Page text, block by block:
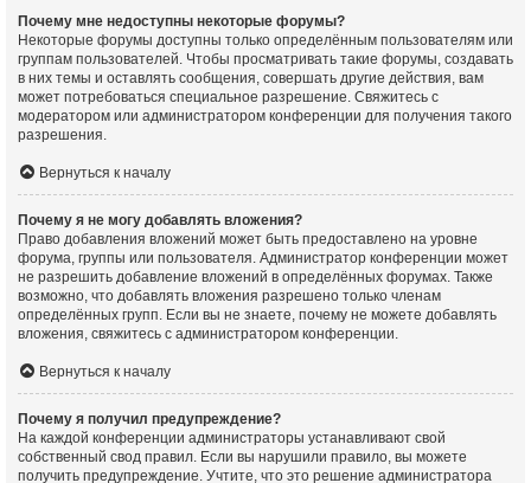
Почему мне недоступны некоторые форумы?
Некоторые форумы доступны только определённым пользователям или
группам пользователей. Чтобы просматривать такие форумы, создавать
в них темы и оставлять сообщения, совершать другие действия, вам
может потребоваться специальное разрешение. Свяжитесь с
модератором или администратором конференции для получения такого
разрешения.
Вернуться к началу
Почему я не могу добавлять вложения?
Право добавления вложений может быть предоставлено на уровне
форума, группы или пользователя. Администратор конференции может
не разрешить добавление вложений в определённых форумах. Также
возможно, что добавлять вложения разрешено только членам
определённых групп. Если вы не знаете, почему не можете добавлять
вложения, свяжитесь с администратором конференции.
Вернуться к началу
Почему я получил предупреждение?
На каждой конференции администраторы устанавливают свой
собственный свод правил. Если вы нарушили правило, вы можете
получить предупреждение. Учтите, что это решение администратора